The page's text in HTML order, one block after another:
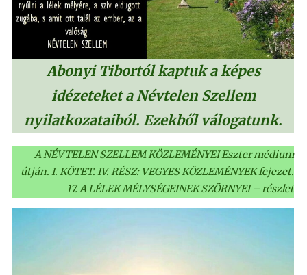
Abonyi Tibortól kaptuk a képes
idézeteket a Névtelen Szellem
nyilatkozataiból. Ezekből válogatunk.
A NÉVTELEN SZELLEM KÖZLEMÉNYEI Eszter médium
útján. I. KÖTET. IV. RÉSZ: VEGYES KÖZLEMÉNYEK fejezet.
17. A LÉLEK MÉLYSÉGEINEK SZÖRNYEI – részlet